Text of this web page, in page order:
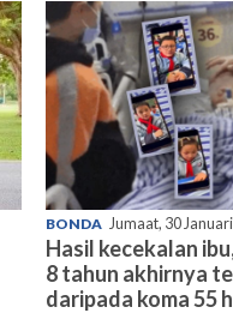
BONDA Jumaat, 30
Hasil kecekalan
8 tahun akhirnya
daripada koma 55